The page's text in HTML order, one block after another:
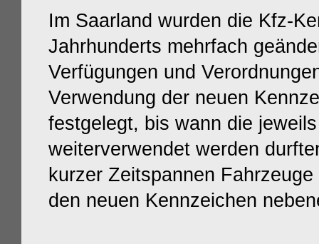
Im Saarland wurden die Kfz-
Jahrhunderts mehrfach
Verfügungen und
Verwendung der neuen
festgelegt, bis wann die
weiterverwendet werden
kurzer Zeitspannen
den neuen Kennzeichen